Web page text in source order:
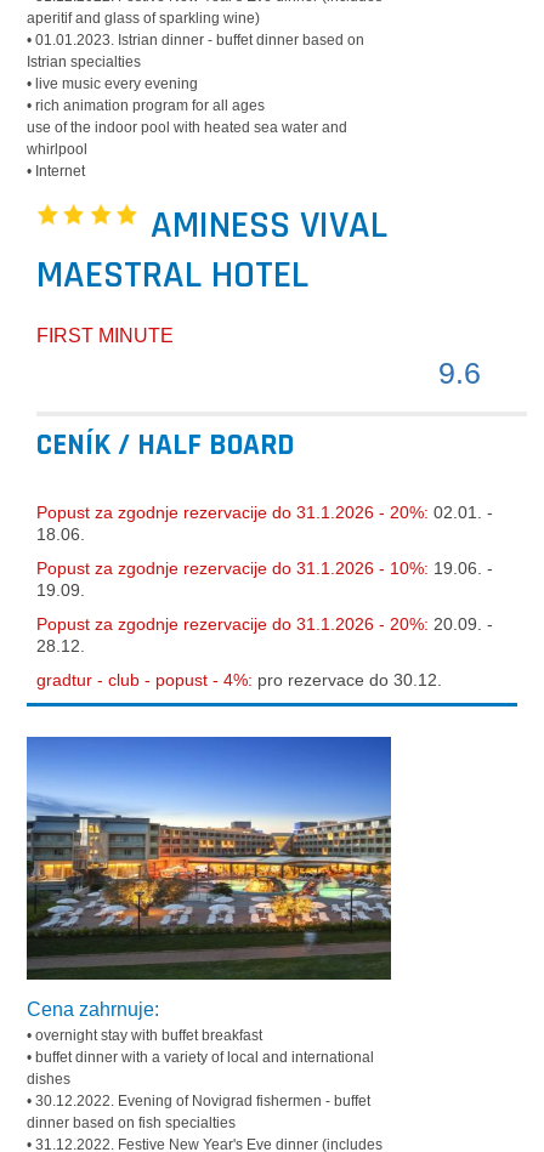
aperitif and glass of sparkling wine)
• 01.01.2023. Istrian dinner - buffet dinner based on
Istrian specialties
• live music every evening
• rich animation program for all ages
use of the indoor pool with heated sea water and
whirlpool
• Internet
AMINESS VIVAL
MAESTRAL HOTEL
FIRST MINUTE
9.6
CENÍK / HALF BOARD
Popust za zgodnje rezervacije do 31.1.2026 - 20%:02.01. -
18.06.
Popust za zgodnje rezervacije do 31.1.2026 - 10%: 19.06. -
19.09.
Popust za zgodnje rezervacije do 31.1.2026 - 20%: 20.09. -
28.12.
gradtur - club - popust - 4%: pro rezervace do 30.12.
Cena zahrnuje:
• overnight stay with buffet breakfast
• buffet dinner with a variety of local and international
dishes
• 30.12.2022. Evening of Novigrad fishermen - buffet
dinner based on fish specialties
• 31.12.2022. Festive New Year's Eve dinner (includes